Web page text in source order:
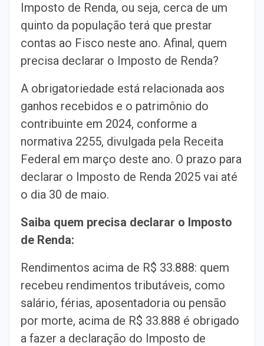
Imposto de Renda, ou seja, cerca de um
quinto da população terá que prestar
contas ao Fisco neste ano. Afinal, quem
precisa declarar o Imposto de Renda?
A obrigatoriedade está relacionada aos
ganhos recebidos e o patrimônio do
contribuinte em 2024, conforme a
normativa 2255, divulgada pela Receita
Federal em março deste ano. O prazo para
declarar o Imposto de Renda 2025 vai até
o dia 30 de maio.
Saiba quem precisa declarar o Imposto
de Renda:
Rendimentos acima de R$ 33.888: quem
recebeu rendimentos tributáveis, como
salário, férias, aposentadoria ou pensão
por morte, acima de R$ 33.888 é obrigado
a fazer a declaração do Imposto de